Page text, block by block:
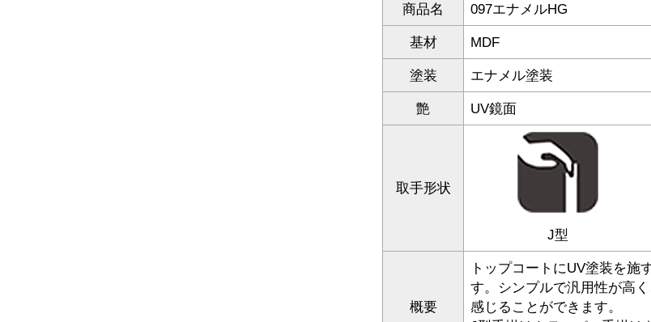
商品名 097エナメルHG
基材 MDF
塗装 エナメル塗装
艶 UV鏡面
取手形状
J型
概要
トップコートにUV塗装を施
す。シンプルで汎用性が高
感じることができます。